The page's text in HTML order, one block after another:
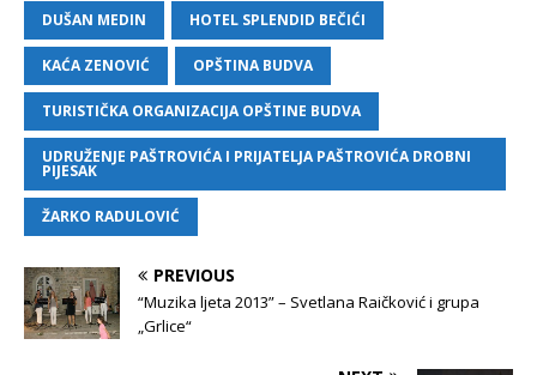
DUŠAN MEDIN HOTEL SPLENDID BEČIĆI
KAĆA ZENOVIĆ OPŠTINA BUDVA
TURISTIČKA ORGANIZACIJA OPŠTINE BUDVA
UDRUŽENJE PAŠTROVIĆA I PRIJATELJA PAŠTROVIĆA DROBNI
PIJESAK
ŽARKO RADULOVIĆ
PREVIOUS
“Muzika ljeta 2013” – Svetlana Raičković i grupa
„Grlice“